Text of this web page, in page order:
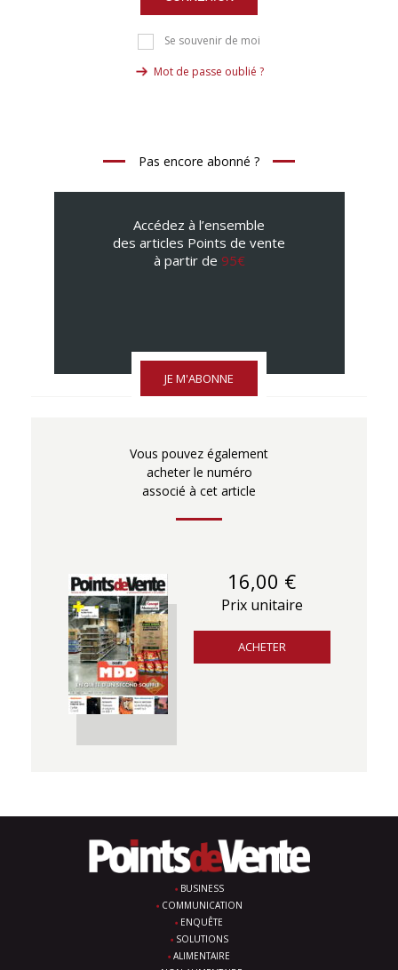
Se souvenir de moi
Mot de passe oublié ?
Pas encore abonné ?
Accédez à l’ensemble
des articles Points de vente
à partir de 95€
JE M'ABONNE
Vous pouvez également
acheter le numéro
associé à cet article
16,00 €
Prix unitaire
ACHETER
BUSINESS
COMMUNICATION
ENQUÊTE
SOLUTIONS
ALIMENTAIRE